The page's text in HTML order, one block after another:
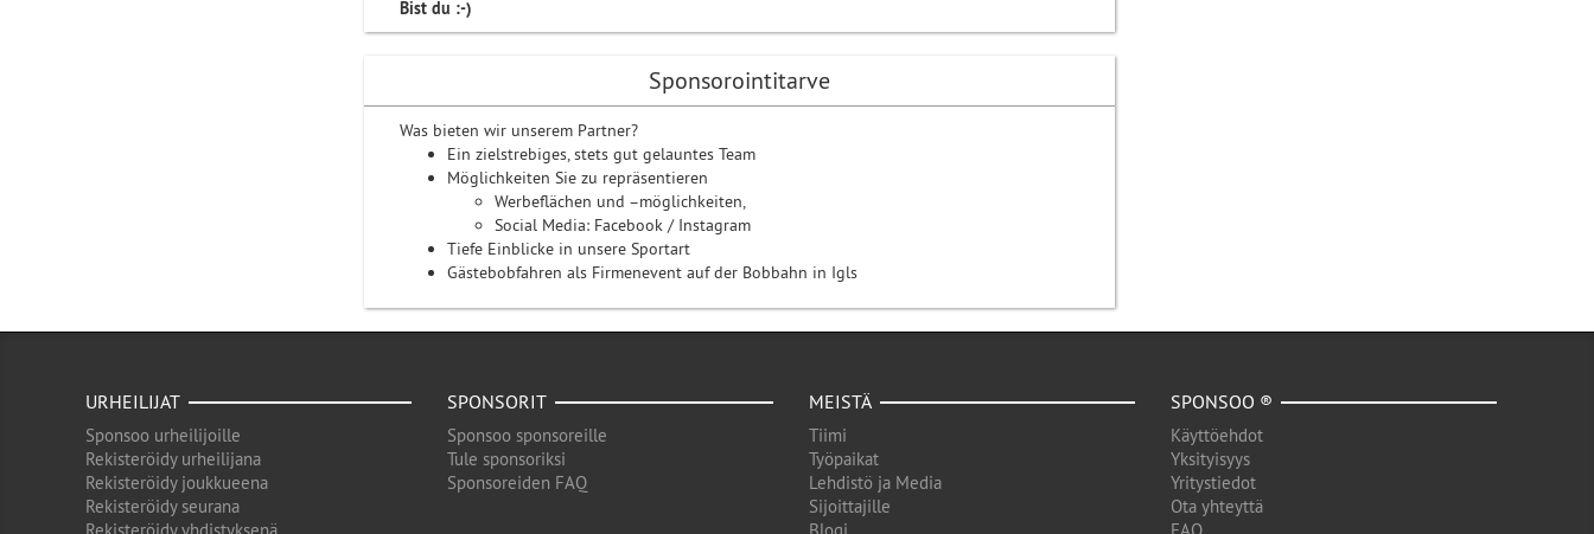
Bist du :-)
Sponsorointitarve
Was bieten wir unserem Partner?
Ein zielstrebiges, stets gut gelauntes Team
Möglichkeiten Sie zu repräsentieren
Werbeflächen und –möglichkeiten,
Social Media: Facebook / Instagram
Tiefe Einblicke in unsere Sportart
Gästebobfahren als Firmenevent auf der Bobbahn in Igls
URHEILIJAT
Sponsoo urheilijoille
Rekisteröidy urheilijana
Rekisteröidy joukkueena
Rekisteröidy seurana
SPONSORIT
Sponsoo sponsoreille
Tule sponsoriksi
Sponsoreiden FAQ
MEISTÄ
Tiimi
Työpaikat
Lehdistö ja Media
Sijoittajille
SPONSOO ®
Käyttöehdot
Yksityisyys
Yritystiedot
Ota yhteyttä